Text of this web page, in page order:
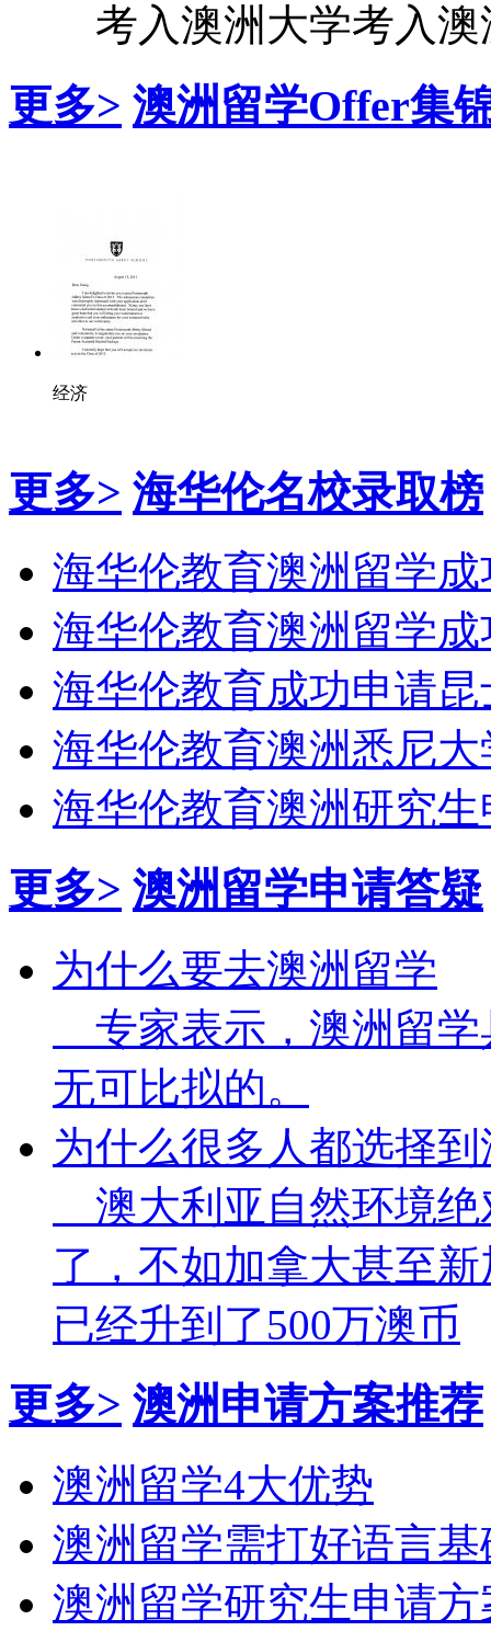
考入澳洲大学考入
更多> 澳洲留学Offer集
经济
更多> 海华伦名校录取榜
海华伦教育澳洲留学
海华伦教育澳洲留学
海华伦教育成功申请
海华伦教育澳洲悉尼
海华伦教育澳洲研究
更多> 澳洲留学申请答疑
为什么要去澳洲留学
专家表示，澳洲留学
无可比拟的。
为什么很多人都选择到
澳大利亚自然环境绝
了，不如加拿大甚至
已经升到了500万澳币
更多> 澳洲申请方案推荐
澳洲留学4大优势
澳洲留学需打好语言基
澳洲留学研究生申请